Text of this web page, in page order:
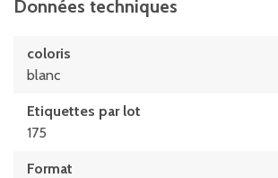
Données techniques
coloris
blanc
Etiquettes par lot
175
Format